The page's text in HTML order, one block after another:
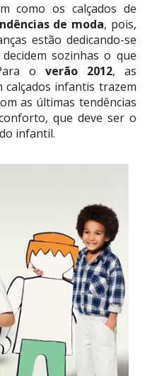
como os calçados de
de moda, pois,
estão dedicando-se
sozinhas o que
o verão 2012, as
calçados infantis trazem
as últimas tendências
que deve ser o
infantil.